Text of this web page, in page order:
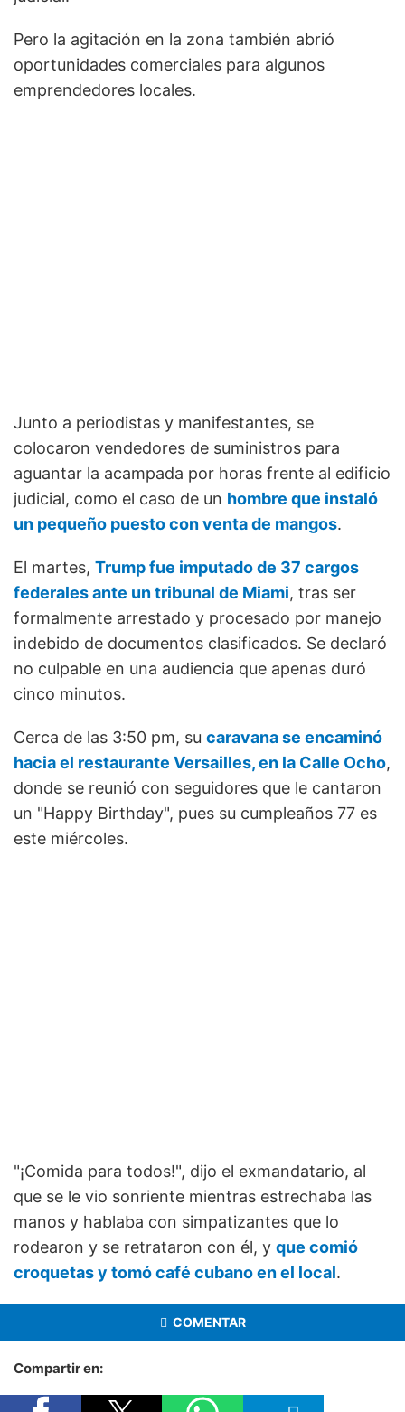
Pero la agitación en la zona también abrió
oportunidades comerciales para algunos
emprendedores locales.
Junto a periodistas y manifestantes, se
colocaron vendedores de suministros para
aguantar la acampada por horas frente al edificio
judicial, como el caso de un hombre que instaló
un pequeño puesto con venta de mangos.
El martes, Trump fue imputado de 37 cargos
federales ante un tribunal de Miami, tras ser
formalmente arrestado y procesado por manejo
indebido de documentos clasificados. Se declaró
no culpable en una audiencia que apenas duró
cinco minutos.
Cerca de las 3:50 pm, su caravana se encaminó
hacia el restaurante Versailles, en la Calle Ocho,
donde se reunió con seguidores que le cantaron
un "Happy Birthday", pues su cumpleaños 77 es
este miércoles.
"¡Comida para todos!", dijo el exmandatario, al
que se le vio sonriente mientras estrechaba las
manos y hablaba con simpatizantes que lo
rodearon y se retrataron con él, y que comió
croquetas y tomó café cubano en el local.
COMENTAR
Compartir en: